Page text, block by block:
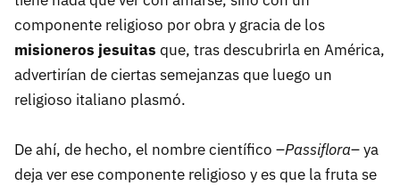
componente religioso por obra y gracia de los
misioneros jesuitas que, tras descubrirla en América,
advertirían de ciertas semejanzas que luego un
religioso italiano plasmó.
De ahí, de hecho, el nombre científico –Passiflora– ya
deja ver ese componente religioso y es que la fruta se